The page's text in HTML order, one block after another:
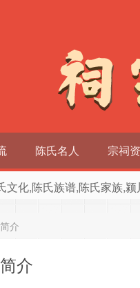
陈氏名人 宗祠
化,陈氏族谱,陈氏家族,
介
介